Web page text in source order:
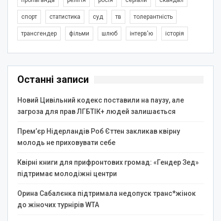
спорт статистика суд тв толерантність
трансгендер фільми шлюб інтерв'ю історія
Останні записи
Новий Цивільний кодекс поставили на паузу, але
загроза для прав ЛГБТІК+ людей залишається
Прем’єр Нідерландів Роб Єттен закликав квірну
молодь не приховувати себе
Квірні книги для прифронтових громад: «Гендер Зед»
підтримає молодіжні центри
Орина Сабалєнка підтримала недопуск транс*жінок
до жіночих турнірів WTA